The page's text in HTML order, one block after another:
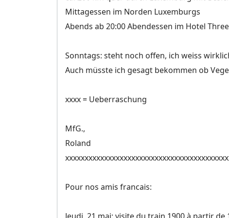
Mittagessen im Norden Luxemburgs
Abends ab 20:00 Abendessen im Hotel
Sonntags: steht noch offen, ich weiss
Auch müsste ich gesagt bekommen ob
xxxx = Ueberraschung
MfG.,
Roland
Pour nos amis francais:
Jeudi, 21 mai: visite du train 1900 à partir